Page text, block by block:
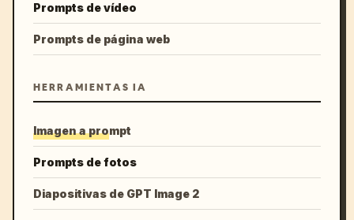
Prompts de vídeo
Prompts de página web
HERRAMIENTAS IA
Imagen a prompt
Prompts de fotos
Diapositivas de GPT Image 2